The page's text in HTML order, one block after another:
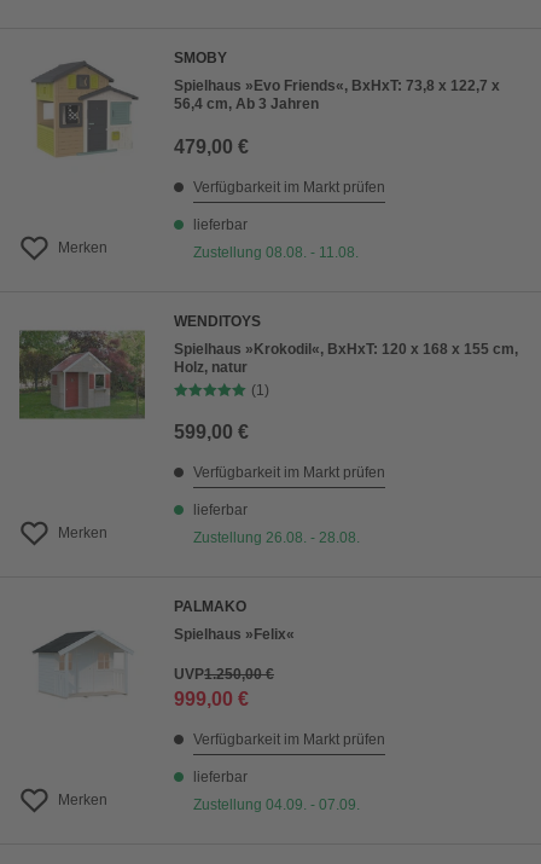
Merken
SMOBY
Spielhaus »Evo Friends«, BxHxT: 73,8 x 122,7 x
56,4 cm, Ab 3 Jahren
479,00 €
Verfügbarkeit im Markt prüfen
lieferbar
Zustellung 08.08. - 11.08.
Merken
WENDITOYS
Spielhaus »Krokodil«, BxHxT: 120 x 168 x 155 cm,
Holz, natur
(1)
599,00 €
Verfügbarkeit im Markt prüfen
lieferbar
Zustellung 26.08. - 28.08.
Merken
PALMAKO
Spielhaus »Felix«
UVP1.250,00 €
999,00 €
Verfügbarkeit im Markt prüfen
lieferbar
Zustellung 04.09. - 07.09.